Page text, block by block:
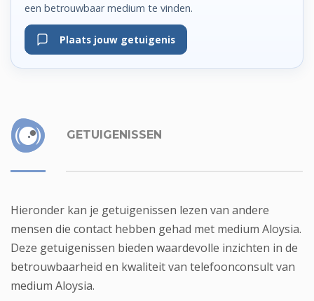
een betrouwbaar medium te vinden.
Plaats jouw getuigenis
GETUIGENISSEN
Hieronder kan je getuigenissen lezen van andere
mensen die contact hebben gehad met medium Aloysia.
Deze getuigenissen bieden waardevolle inzichten in de
betrouwbaarheid en kwaliteit van telefoonconsult van
medium Aloysia.